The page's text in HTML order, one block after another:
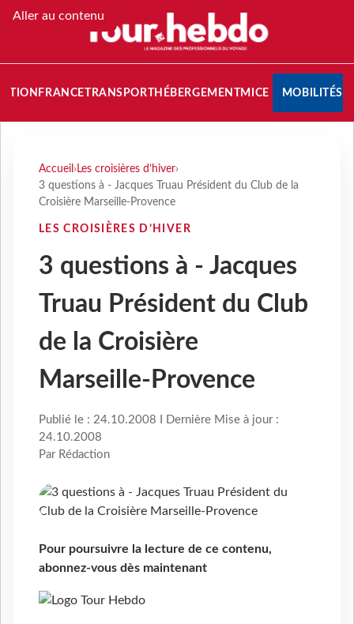
Aller au contenu
FRANCETRANSPORT HÉBERGEMENTMICE MOBILITÉS
Accueil › Les croisières d’hiver›
3 questions à - Jacques Truau Président du Club de la
Croisière Marseille-Provence
LES CROISIÈRES D’HIVER
3 questions à - Jacques
Truau Président du Club
de la Croisière
Marseille-Provence
Publié le : 24.10.2008 I Dernière Mise à jour :
24.10.2008
Par Rédaction
Pour poursuivre la lecture de ce contenu,
abonnez-vous dès maintenant